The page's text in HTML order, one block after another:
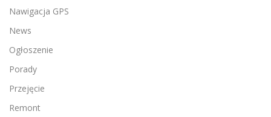
Nawigacja GPS
News
Ogłoszenie
Porady
Przejęcie
Remont